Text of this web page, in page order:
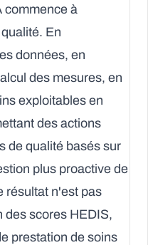
commence à
En
données, en
des mesures, en
exploitables en
des actions
de qualité basés sur
plus proactive de
résultat n'est pas
des scores HEDIS,
prestation de soins